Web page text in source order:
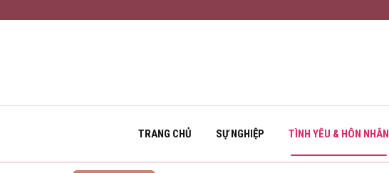
TRANG CHỦ SỰ NGHIỆP TÌNH YÊU & HÔN NHÂN